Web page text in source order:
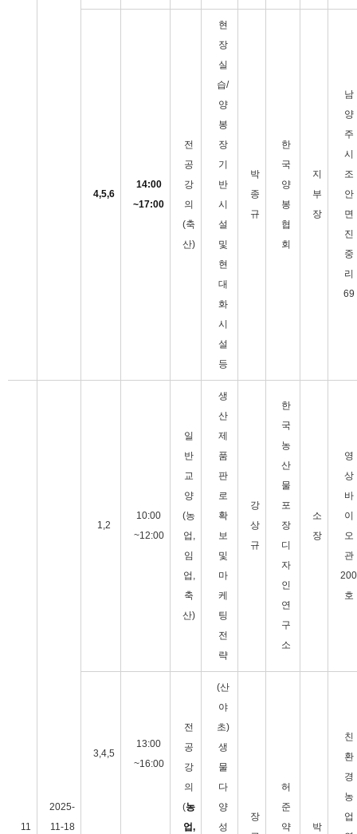
4,5,6
14:00
~17:00
전
공
강
의
(축
산)
현
장
실
습/
양
봉
장
기
반
시
설
및
현
대
화
시
설
등
박
종
규
한
국
양
봉
협
회
지
부
장
남
양
주
시
조
안
면
진
중
리
69
11
2025-
11-18
1,2
10:00
~12:00
일
반
교
양
(농
업,
임
업,
축
산)
생
산
제
품
판
로
확
보
및
마
케
팅
전
략
강
상
규
한
국
농
산
물
포
장
디
자
인
연
구
소
소
장
영
상
바
이
오
관
200
호
3,4,5
13:00
~16:00
전
공
강
의
(농
업,
(산
야
초)
생
물
다
양
성
장
허
준
약
박
친
환
경
농
업